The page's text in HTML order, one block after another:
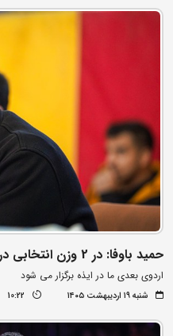
حمید باوفا: در 2 وزن انتخابی درون اردویی برگزار می کنیم
اردوی بعدی ما در ایذه برگزار می شود
شنبه ۱۹ اردیبهشت ۱۴۰۵ 10:22